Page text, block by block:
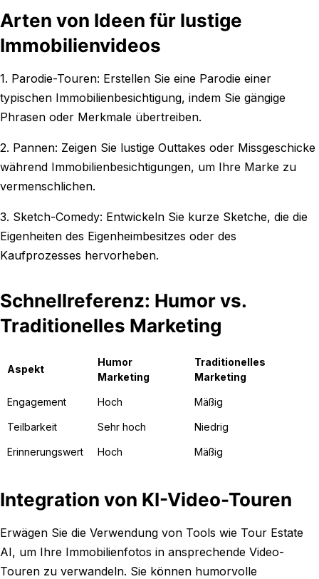
Arten von Ideen für lustige
Immobilienvideos
1. Parodie-Touren: Erstellen Sie eine Parodie einer
typischen Immobilienbesichtigung, indem Sie gängige
Phrasen oder Merkmale übertreiben.
2. Pannen: Zeigen Sie lustige Outtakes oder Missgeschicke
während Immobilienbesichtigungen, um Ihre Marke zu
vermenschlichen.
3. Sketch-Comedy: Entwickeln Sie kurze Sketche, die die
Eigenheiten des Eigenheimbesitzes oder des
Kaufprozesses hervorheben.
Schnellreferenz: Humor vs.
Traditionelles Marketing
Aspekt
Humor
Marketing
Traditionelles
Marketing
Engagement Hoch Mäßig
Teilbarkeit Sehr hoch Niedrig
Erinnerungswert Hoch Mäßig
Integration von KI-Video-Touren
Erwägen Sie die Verwendung von Tools wie Tour Estate
AI, um Ihre Immobilienfotos in ansprechende Video-
Touren zu verwandeln. Sie können humorvolle